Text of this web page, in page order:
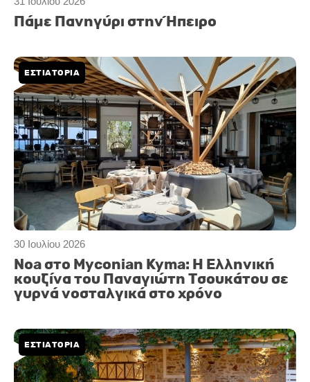
Πάμε Πανηγύρι στην Ήπειρο
30 Ιουλίου 2026
ΕΣΤΙΑΤΟΡΙΑ
Noa στο Myconian Kyma: Η Ελληνική
κουζίνα του Παναγιώτη Τσουκάτου σε
γυρνά νοσταλγικά στο χρόνο
ΕΣΤΙΑΤΟΡΙΑ